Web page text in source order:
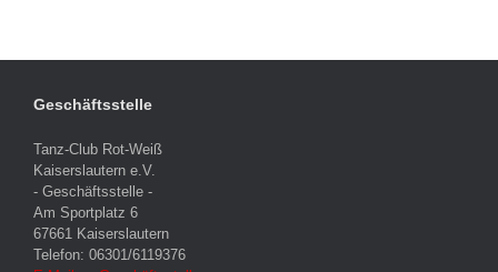
Geschäftsstelle
Tanz-Club Rot-Weiß
Kaiserslautern e.V.
- Geschäftsstelle -
Am Sportplatz 6
67661 Kaiserslautern
Telefon: 06301/6119376